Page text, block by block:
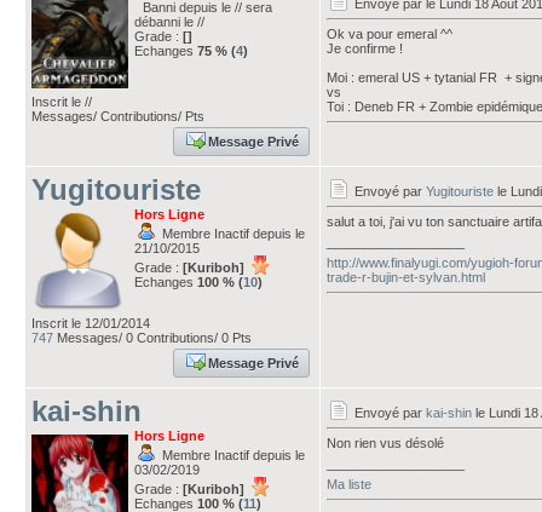
Banni depuis le // sera
débanni le //
Grade : []
Echanges 75 % (4)
Inscrit le //
Messages/ Contributions/ Pts
Message Privé
Envoyé par le Lundi 18 Août
Ok va pour emeral ^^
Je confirme !
Moi : emeral US + tytanial FR +
vs
Toi : Deneb FR + Zombie
Yugitouriste
Hors Ligne
Membre Inactif depuis le
21/10/2015
Grade : [Kuriboh]
Echanges 100 % (10)
Inscrit le 12/01/2014
747 Messages/ 0 Contributions/ 0 Pts
Message Privé
Envoyé par Yugitouriste le
salut a toi, j'ai vu ton sanctuaire
http://www.finalyugi.com/yugioh-
trade-r-bujin-et-sylvan.html
kai-shin
Hors Ligne
Membre Inactif depuis le
03/02/2019
Grade : [Kuriboh]
Echanges 100 % (11)
Envoyé par kai-shin le Lundi 18
Non rien vus désolé
Ma liste